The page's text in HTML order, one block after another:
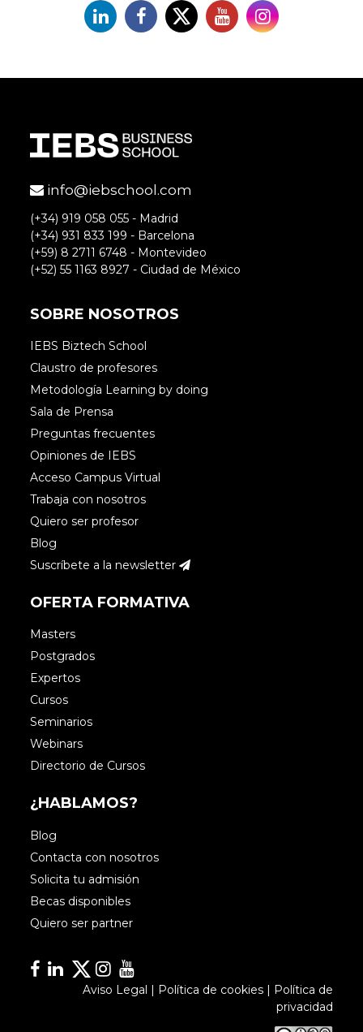
LinkedinFacebook
X YouTubeInstagram
info@iebschool.com
(+34) 919 058 055 - Madrid
(+34) 931 833 199 - Barcelona
(+59) 8 2711 6748 - Montevideo
(+52) 55 1163 8927 - Ciudad de México
SOBRE NOSOTROS
IEBS Biztech School
Claustro de profesores
Metodología Learning by doing
Sala de Prensa
Preguntas frecuentes
Opiniones de IEBS
Acceso Campus Virtual
Trabaja con nosotros
Quiero ser profesor
Blog
Suscríbete a la newsletter
OFERTA FORMATIVA
Masters
Postgrados
Expertos
Cursos
Seminarios
Webinars
Directorio de Cursos
¿HABLAMOS?
Blog
Contacta con nosotros
Solicita tu admisión
Becas disponibles
Quiero ser partner
Facebook
Linkedin
Linkedin
Instagram
Aviso Legal | Política de cookies| Política de
privacidad